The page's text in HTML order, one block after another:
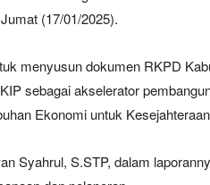
(17/01/2025).
menyusun dokumen RKPD
sebagai akselerator
Ekonomi untuk
Syahrul, S.STP, dalam